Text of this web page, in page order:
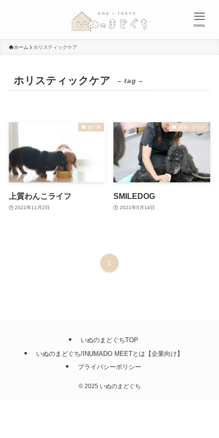
menu
ホーム ホリスティックケア
ホリスティックケア – tag –
習い事
上質わんこライフ
2021年11月2日
健康・からだ
SMILEDOG
2021年5月14日
1
いぬのまどぐちTOP
いぬのまどぐち/INUMADO MEETとは【企業向け】
プライバシーポリシー
©2025 いぬのまどぐち